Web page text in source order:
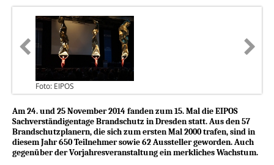
Foto: EIPOS
Am 24. und 25 November 2014 fanden zum 15. Mal die EIPOS
Sachverständigentage Brandschutz in Dresden statt. Aus den 57
Brandschutzplanern, die sich zum ersten Mal 2000 trafen, sind in
diesem Jahr 650 Teilnehmer sowie 62 Aussteller geworden. Auch
gegenüber der Vorjahresveranstaltung ein merkliches Wachstum.